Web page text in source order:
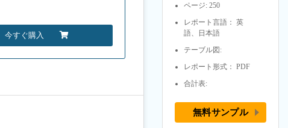
今すぐ購入
ページ: 250
レポート言語： 英
語、日本語
テーブル図:
レポート形式： PDF
合計表:
無料サンプル